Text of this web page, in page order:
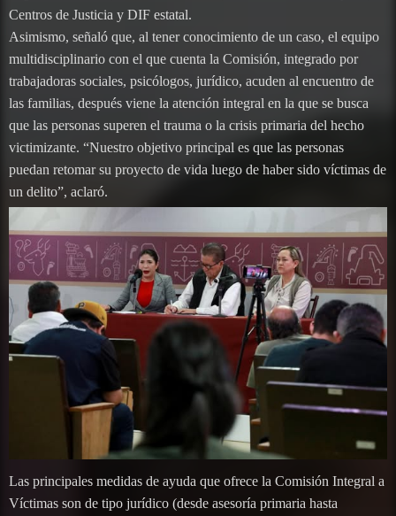
Centros de Justicia y DIF estatal.
Asimismo, señaló que, al tener conocimiento de un caso, el equipo
multidisciplinario con el que cuenta la Comisión, integrado por
trabajadoras sociales, psicólogos, jurídico, acuden al encuentro de
las familias, después viene la atención integral en la que se busca
que las personas superen el trauma o la crisis primaria del hecho
victimizante. “Nuestro objetivo principal es que las personas
puedan retomar su proyecto de vida luego de haber sido víctimas de
un delito”, aclaró.
Las principales medidas de ayuda que ofrece la Comisión Integral a
Víctimas son de tipo jurídico (desde asesoría primaria hasta